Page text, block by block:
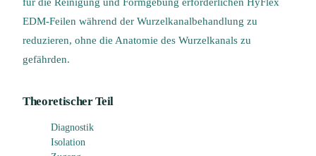
EDM-Feilen während der Wurzelkanalbehandlung zu
reduzieren, ohne die Anatomie des Wurzelkanals zu
gefährden.
Theoretischer Teil
Diagnostik
Isolation